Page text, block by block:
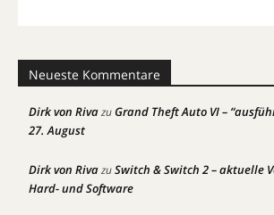
Neueste Kommentare
Dirk von RivazuGrand Theft Auto VI –
27. August
Dirk von RivazuSwitch & Switch 2 – aktuelle
Hard- und Software